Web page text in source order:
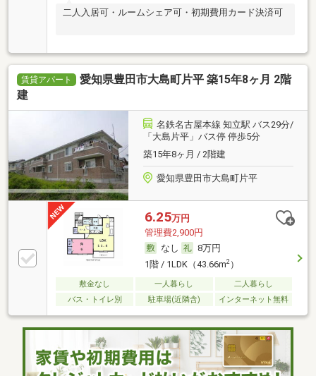
二人入居可・ルームシェア可・初期費用カード決済可
賃貸アパート
愛知県豊田市大島町片平 築15年8ヶ月 2階
建
名鉄名古屋本線 知立駅 バス29分/
「大島片平」バス停 停歩5分
築15年8ヶ月 / 2階建
愛知県豊田市大島町片平
6.25万円
管理費2,900円
なし
8万円
1階 / 1LDK（43.66m2）
敷金なし 一人暮らし
二人暮らし
バス・トイレ別
駐車場(近隣含) インターネット無料